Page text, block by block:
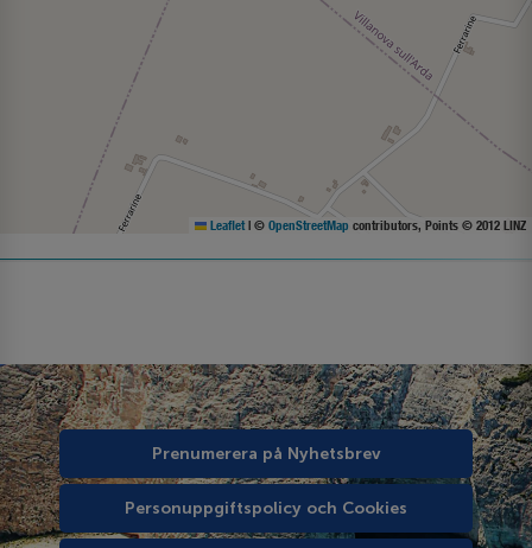
Leaflet | © OpenStreetMap contributors, Points © 2012 LINZ
Prenumerera på Nyhetsbrev
Personuppgiftspolicy och Cookies